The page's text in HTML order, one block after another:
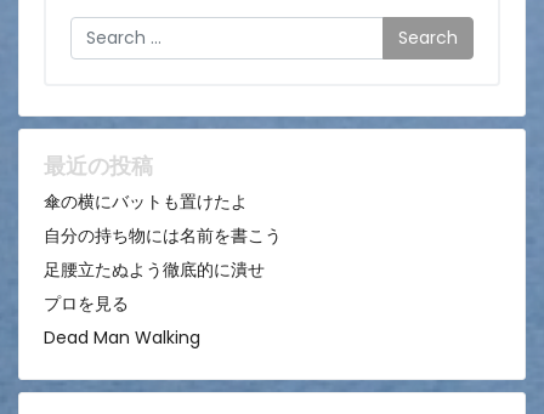
ョ
ン
Search
最近の投稿
傘の横にバットも置けたよ
自分の持ち物には名前を書こう
足腰立たぬよう徹底的に潰せ
プロを見る
Dead Man Walking